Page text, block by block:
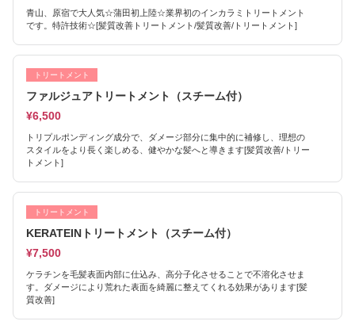
青山、原宿で大人気☆蒲田初上陸☆業界初のインカラミトリートメント
です。特許技術☆[髪質改善トリートメント/髪質改善/トリートメント]
トリートメント
ファルジュアトリートメント（スチーム付）
¥6,500
トリプルポンディング成分で、ダメージ部分に集中的に補修し、理想の
スタイルをより長く楽しめる、健やかな髪へと導きます[髪質改善/トリー
トメント]
トリートメント
KERATEINトリートメント（スチーム付）
¥7,500
ケラチンを毛髪表面内部に仕込み、高分子化させることで不溶化させま
す。ダメージにより荒れた表面を綺麗に整えてくれる効果があります[髪
質改善]